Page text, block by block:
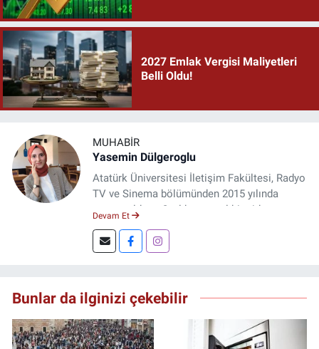
2027 Emlak Vergisi Maliyetleri
Belli Oldu!
MUHABIR
Yasemin Dülgeroglu
Atatürk Üniversitesi İletişim Fakültesi, Radyo
TV ve Sinema bölümünden 2015 yılında
mezun oldum. 3 yıl kurumsal bir şirkette
DoğuGazetesi.com internet haber sitesinde
muhabirlik yapıyor ve içerik üretiyorum.
Devam Et
Bunlar da ilginizi çekebilir